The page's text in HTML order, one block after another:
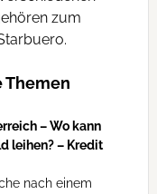
zum
Themen
– Wo kann
leihen? – Kredit
nach einem